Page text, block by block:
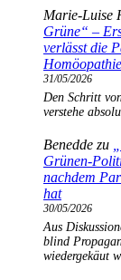
Marie-Luise
Grüne“ –
verlässt die
31/05/2026
Den Schritt
verstehe
Benedde zu
Grünen-
nachdem
hat
30/05/2026
Aus
blind
wiedergekäut